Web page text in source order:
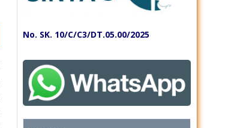
No. SK. 10/C/C3/DT.05.00/2025